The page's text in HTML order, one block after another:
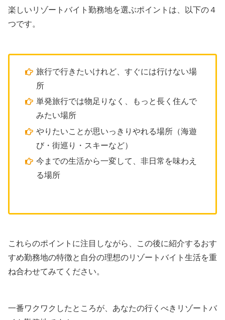
楽しいリゾートバイト勤務地を選ぶポイントは、以下の４
つです。
旅行で行きたいけれど、すぐには行けない場
所
単発旅行では物足りなく、もっと長く住んで
みたい場所
やりたいことが思いっきりやれる場所（海遊
び・街巡り・スキーなど）
今までの生活から一変して、非日常を味わえ
る場所
これらのポイントに注目しながら、この後に紹介するおす
すめ勤務地の特徴と自分の理想のリゾートバイト生活を重
ね合わせてみてください。
一番ワクワクしたところが、あなたの行くべきリゾートバ